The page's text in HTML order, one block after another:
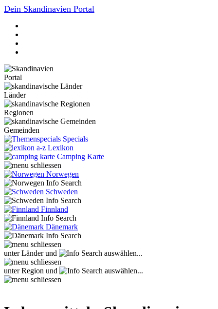
Dein Skandinavien Portal
Portal
Länder
Regionen
Gemeinden
Specials
Lexikon
Camping Karte
Norwegen
Schweden
Finnland
Dänemark
unter Länder und auswählen...
unter Region und auswählen...